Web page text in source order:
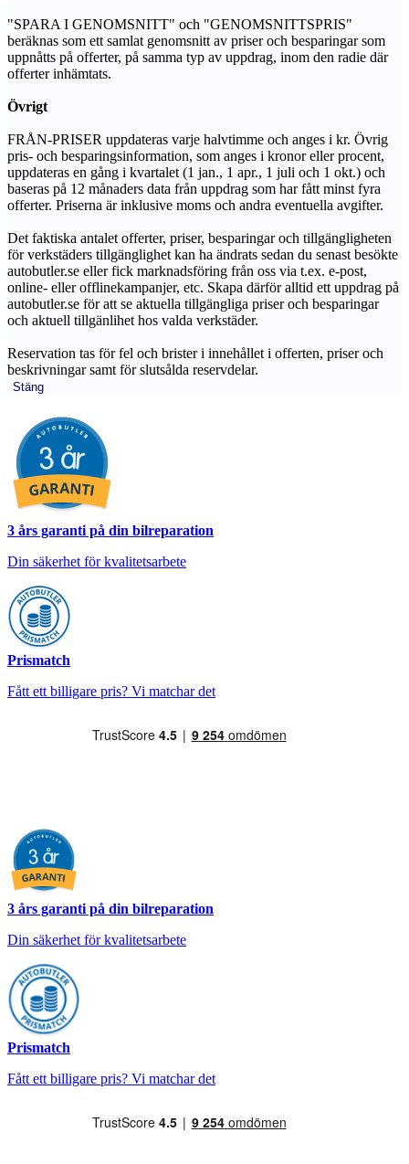
"SPARA I GENOMSNITT" och "GENOMSNITTSPRIS"
beräknas som ett samlat genomsnitt av priser och besparingar som
uppnåtts på offerter, på samma typ av uppdrag, inom den radie där
offerter inhämtats.
Övrigt
FRÅN-PRISER uppdateras varje halvtimme och anges i kr. Övrig
pris- och besparingsinformation, som anges i kronor eller procent,
uppdateras en gång i kvartalet (1 jan., 1 apr., 1 juli och 1 okt.) och
baseras på 12 månaders data från uppdrag som har fått minst fyra
offerter. Priserna är inklusive moms och andra eventuella avgifter.
Det faktiska antalet offerter, priser, besparingar och tillgängligheten
för verkstäders tillgänglighet kan ha ändrats sedan du senast besökte
autobutler.se eller fick marknadsföring från oss via t.ex. e-post,
online- eller offlinekampanjer, etc. Skapa därför alltid ett uppdrag på
autobutler.se för att se aktuella tillgängliga priser och besparingar
och aktuell tillgänlihet hos valda verkstäder.
Reservation tas för fel och brister i innehållet i offerten, priser och
beskrivningar samt för slutsålda reservdelar.
Stäng
3 års garanti på din bilreparation
Din säkerhet för kvalitetsarbete
Prismatch
Fått ett billigare pris? Vi matchar det
3 års garanti på din bilreparation
Din säkerhet för kvalitetsarbete
Prismatch
Fått ett billigare pris? Vi matchar det